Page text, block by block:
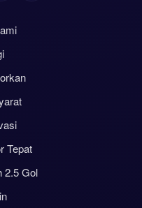
Tepat
2.5 Gol